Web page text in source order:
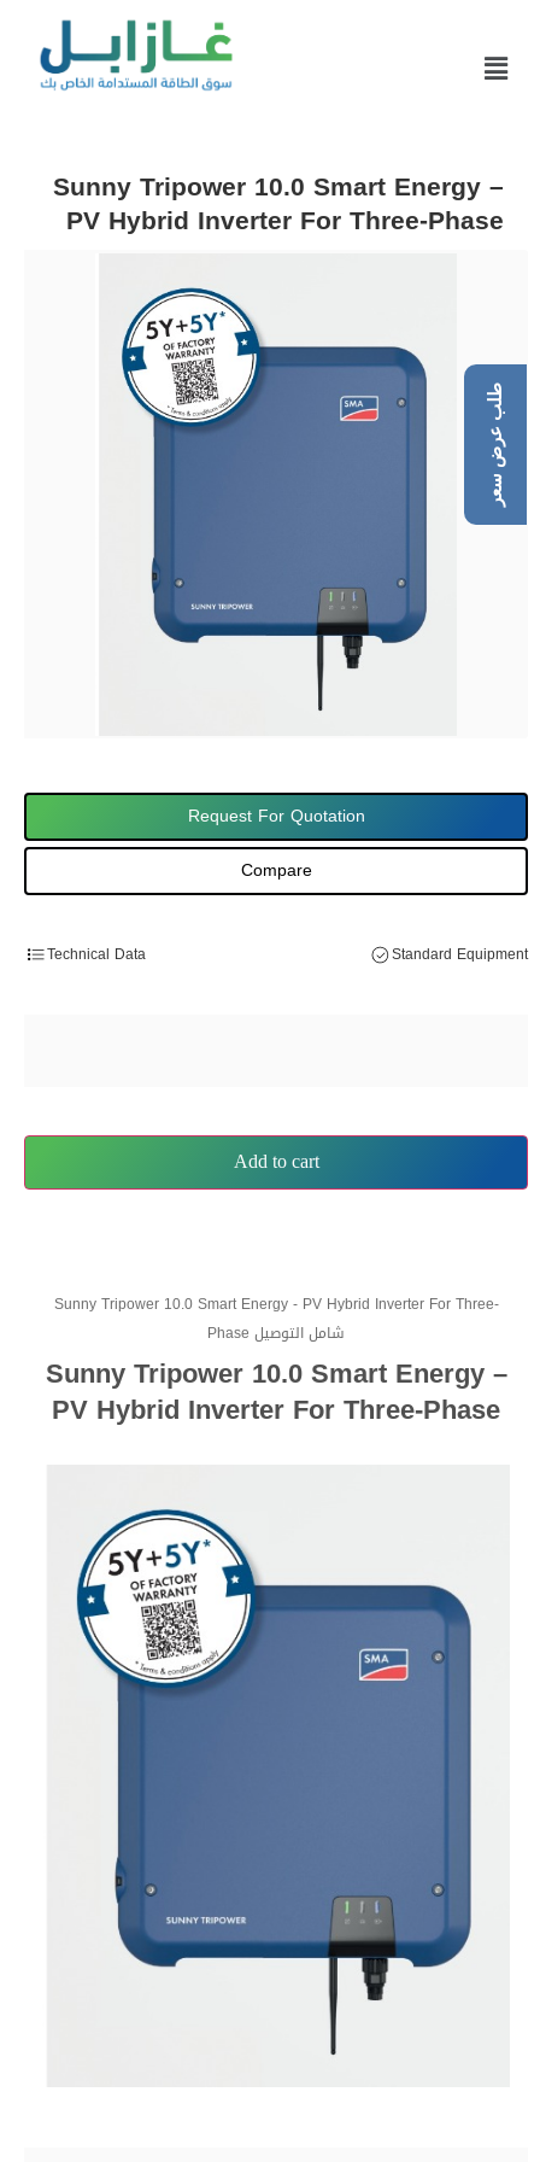
Sunny Tripower 10.0 Smart Energy –
PV Hybrid Inverter For Three-Phase
Request For Quotation
Compare
Technical Data Standard Equipment
Add to cart
Sunny Tripower 10.0 Smart Energy - PV Hybrid Inverter For Three-
Phase شامل التوصيل
Sunny Tripower 10.0 Smart Energy –
PV Hybrid Inverter For Three-Phase
طلب عرض سعر